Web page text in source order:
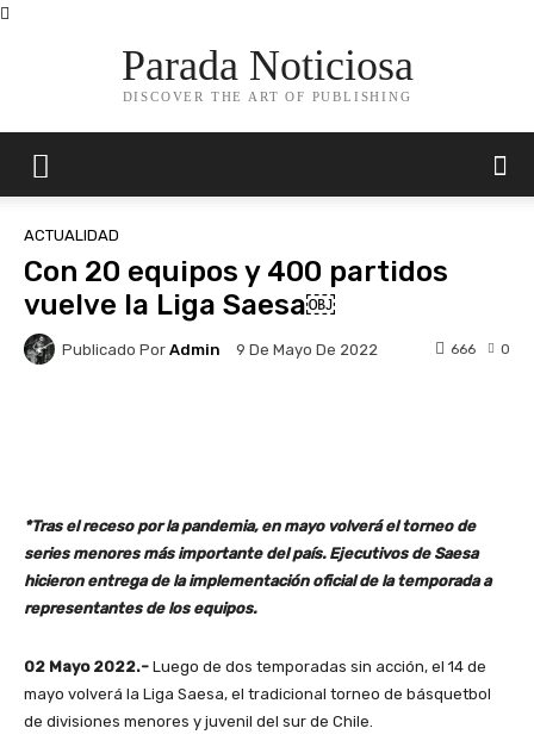
Parada Noticiosa
DISCOVER THE ART OF PUBLISHING
ACTUALIDAD
Con 20 equipos y 400 partidos
vuelve la Liga Saesa￼
Publicado Por Admin 9 De Mayo De 2022 0
666
*Tras el receso por la pandemia, en mayo volverá el torneo de
series menores más importante del país. Ejecutivos de Saesa
hicieron entrega de la implementación oficial de la temporada a
representantes de los equipos.
02 Mayo 2022.- Luego de dos temporadas sin acción, el 14 de
mayo volverá la Liga Saesa, el tradicional torneo de básquetbol
de divisiones menores y juvenil del sur de Chile.